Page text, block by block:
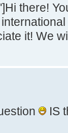
there!
it! We
IS